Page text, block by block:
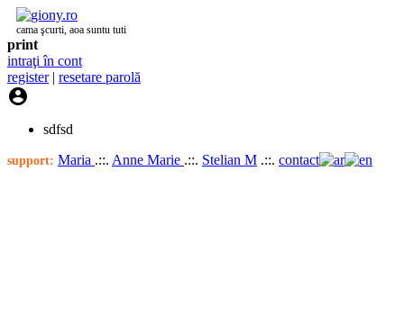
cama şcurti, aoa suntu tuti
print
intraţi în cont
register| resetare parolă

sdfsd
support: Maria .::. Anne Marie .::. Stelian M .::. contact